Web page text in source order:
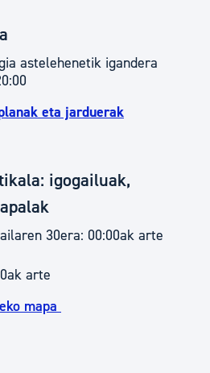
astelehenetik igandera
eta jarduerak
igogailuak,
30era: 00:00ak arte
arte
mapa